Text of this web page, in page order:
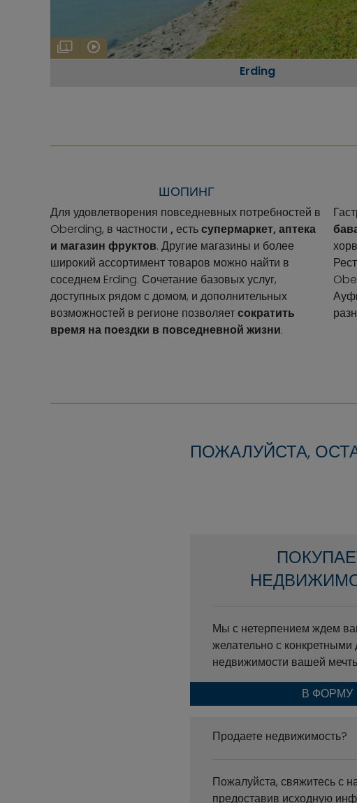
1
Erding
ШОПИНГ
Для удовлетворения повседневных потребностей в
Oberding, в частности ,естьсупермаркет, аптека
и магазин фруктов. Другие магазины и более
широкий ассортимент товаров можно найти в
соседнем Erding. Сочетание базовых услуг,
доступных рядом с домом, и дополнительных
возможностей в регионе позволяетсократить
время на поездки в повседневной жизни.
ПОЖАЛУЙСТА,
Мы с нетерпением ждем
желательно с конкретными
недвижимости вашей
В ФОРМУ
Продаете недвижимость?
Пожалуйста, свяжитесь с
предоставив исходную